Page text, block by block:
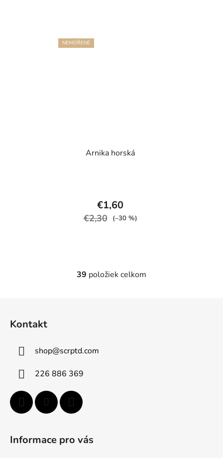
NEMOŘENÉ
Arnika horská
€1,60
€2,30 (–30 %)
O
39 položiek celkom
Kontakt
shop@scrptd.com
226 886 369
Informace pro vás